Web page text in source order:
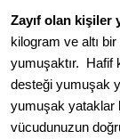
Zayıf olan kişiler
kilogram ve altı
yumuşaktır. Hafif
desteği yumuşak
yumuşak yataklar
vücudunuzun